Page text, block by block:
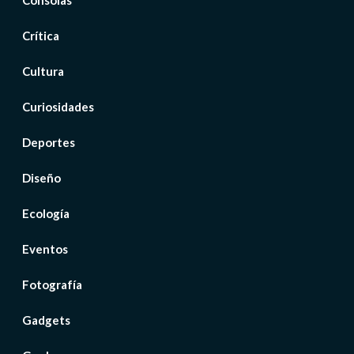
Crítica
Cultura
Curiosidades
Deportes
Diseño
Ecología
Eventos
Fotografía
Gadgets